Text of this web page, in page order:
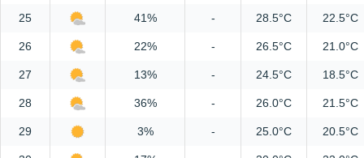
25 41% - 28.5°C 22.5°C
26 22% - 26.5°C 21.0°C
27 13% - 24.5°C 18.5°C
28 36% - 26.0°C 21.5°C
29 3% - 25.0°C 20.5°C